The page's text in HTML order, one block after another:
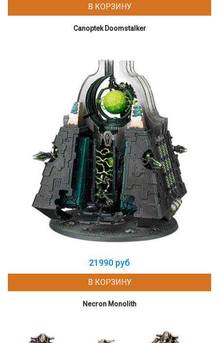
В КОРЗИНУ
Canoptek Doomstalker
21990 руб
В КОРЗИНУ
Necron Monolith